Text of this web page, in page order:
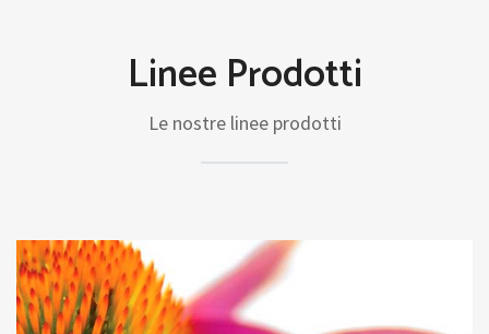
Linee Prodotti
Le nostre linee prodotti